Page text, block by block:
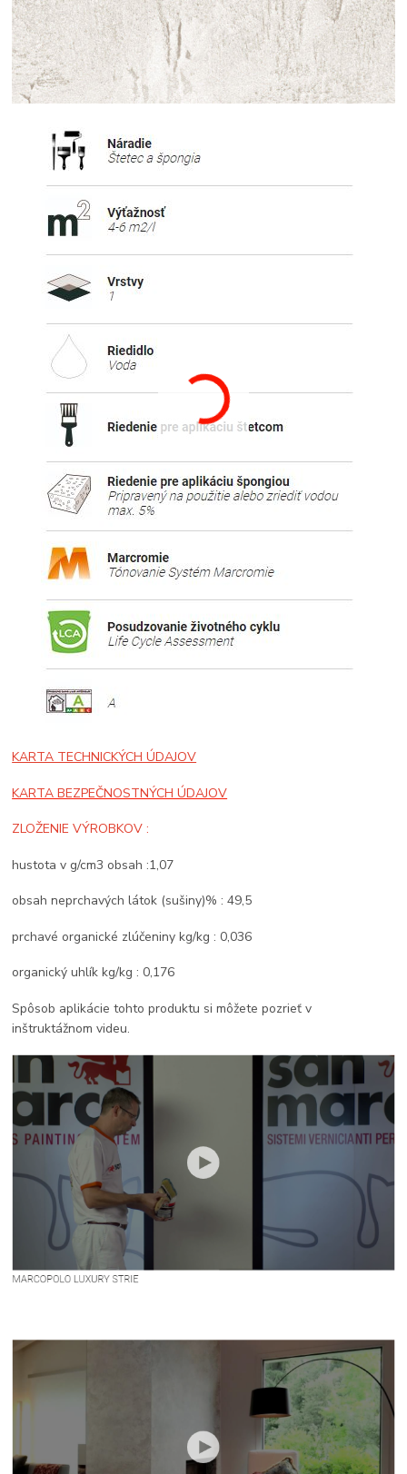
KARTA TECHNICKÝCH ÚDAJOV
KARTA BEZPEČNOSTNÝCH ÚDAJOV
ZLOŽENIE VÝROBKOV :
hustota v g/cm3 obsah :1,07
obsah neprchavých látok (sušiny)% : 49,5
prchavé organické zlúčeniny kg/kg : 0,036
organický uhlík kg/kg : 0,176
Spôsob aplikácie tohto produktu si môžete pozrieť v
inštruktážnom videu.